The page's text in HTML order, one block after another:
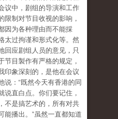
议中，剧组的导演和工作
限制对节目收视的影响，
因为各种理由而不能採
太过拘谨和形式化等。然
回应剧组人员的意见，只
节目製作有严格的规定，
印象深刻的，是他在会议
说：“既然今天有香港的同
说直白点。你们要记住，
不是搞艺术的，所有对共
能播出。”虽然一直都知道